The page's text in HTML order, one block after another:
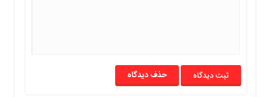
حذف دیدگاه